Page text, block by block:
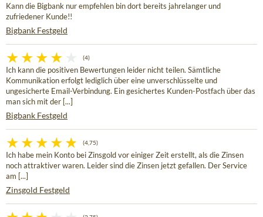
Kann die Bigbank nur empfehlen bin dort bereits jahrelanger und
zufriedener Kunde!!
Bigbank Festgeld
(4)
Ich kann die positiven Bewertungen leider nicht teilen. Sämtliche
Kommunikation erfolgt lediglich über eine unverschlüsselte und
ungesicherte Email-Verbindung. Ein gesichertes Kunden-Postfach über das
man sich mit der [...]
Bigbank Festgeld
(4,75)
Ich habe mein Konto bei Zinsgold vor einiger Zeit erstellt, als die Zinsen
noch attraktiver waren. Leider sind die Zinsen jetzt gefallen. Der Service
am [...]
Zinsgold Festgeld